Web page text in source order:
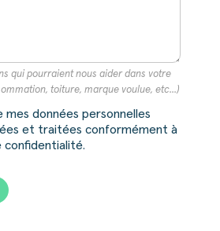
qui pourraient nous aider dans votre
toiture, marque voulue, etc...)
données personnelles
et traitées conformément à
confidentialité.